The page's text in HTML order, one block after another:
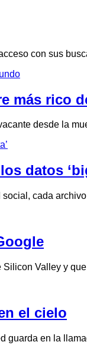
con sus
más rico
desde la
datos
cada
Valley y
el cielo
guarda en la